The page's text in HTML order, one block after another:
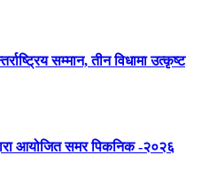
सम्मान, तीन विधामा उत्कृष्ट
आयोजित समर पिकनिक -२०२६